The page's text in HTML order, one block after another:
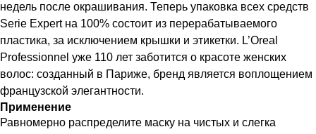
недель после окрашивания. Теперь упаковка всех средств
Serie Expert на 100% состоит из перерабатываемого
пластика, за исключением крышки и этикетки. L’Oreal
Professionnel уже 110 лет заботится о красоте женских
волос: созданный в Париже, бренд является воплощением
французской элегантности.
Применение
Равномерно распределите маску на чистых и слегка